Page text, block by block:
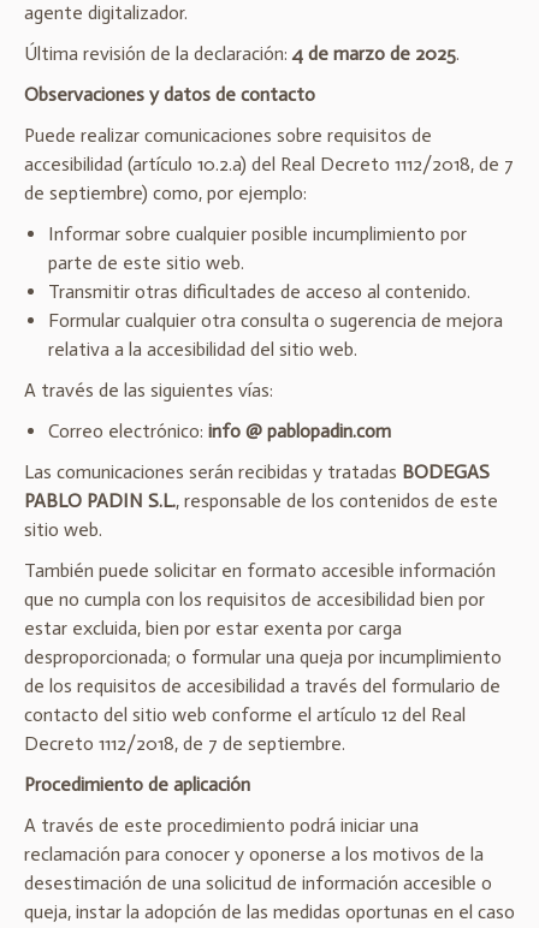
agente digitalizador.
Última revisión de la declaración:4 de marzo de 2025.
Observaciones y datos de contacto
Puede realizar comunicaciones sobre requisitos de
accesibilidad (artículo 10.2.a) del Real Decreto 1112/2018, de 7
de septiembre) como, por ejemplo:
Informar sobre cualquier posible incumplimiento por
parte de este sitio web.
Transmitir otras dificultades de acceso al contenido.
Formular cualquier otra consulta o sugerencia de mejora
relativa a la accesibilidad del sitio web.
A través de las siguientes vías:
Correo electrónico: info @ pablopadin.com
Las comunicaciones serán recibidas y tratadas BODEGAS
PABLO PADIN S.L., responsable de los contenidos de este
sitio web.
También puede solicitar en formato accesible información
que no cumpla con los requisitos de accesibilidad bien por
estar excluida, bien por estar exenta por carga
desproporcionada; o formular una queja por incumplimiento
de los requisitos de accesibilidad a través del formulario de
contacto del sitio web conforme el artículo 12 del Real
Decreto 1112/2018, de 7 de septiembre.
Procedimiento de aplicación
A través de este procedimiento podrá iniciar una
reclamación para conocer y oponerse a los motivos de la
desestimación de una solicitud de información accesible o
queja, instar la adopción de las medidas oportunas en el caso